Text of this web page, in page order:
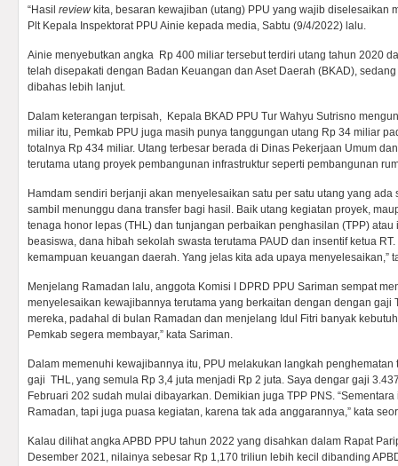
“Hasil review kita, besaran kewajiban (utang) PPU yang wajib diselesaikan
Plt Kepala Inspektorat PPU Ainie kepada media, Sabtu (9/4/2022) lalu.
Ainie menyebutkan angka Rp 400 miliar tersebut terdiri utang tahun 2020
telah disepakati dengan Badan Keuangan dan Aset Daerah (BKAD),
dibahas lebih lanjut.
Dalam keterangan terpisah, Kepala BKAD PPU Tur Wahyu Sutrisno
miliar itu, Pemkab PPU juga masih punya tanggungan utang Rp 34 miliar
totalnya Rp 434 miliar. Utang terbesar berada di Dinas Pekerjaan Umum
terutama utang proyek pembangunan infrastruktur seperti pembangunan
Hamdam sendiri berjanji akan menyelesaikan satu per satu utang yang
sambil menunggu dana transfer bagi hasil. Baik utang kegiatan proyek,
tenaga honor lepas (THL) dan tunjangan perbaikan penghasilan (TPP) atau
beasiswa, dana hibah sekolah swasta terutama PAUD dan insentif ketua
kemampuan keuangan daerah. Yang jelas kita ada upaya menyelesaikan,”
Menjelang Ramadan lalu, anggota Komisi I DPRD PPU Sariman sempat
menyelesaikan kewajibannya terutama yang berkaitan dengan dengan gaji
mereka, padahal di bulan Ramadan dan menjelang Idul Fitri banyak
Pemkab segera membayar,” kata Sariman.
Dalam memenuhi kewajibannya itu, PPU melakukan langkah
gaji THL, yang semula Rp 3,4 juta menjadi Rp 2 juta. Saya dengar gaji
Februari 202 sudah mulai dibayarkan. Demikian juga TPP PNS.
Ramadan, tapi juga puasa kegiatan, karena tak ada anggarannya,” kata
Kalau dilihat angka APBD PPU tahun 2022 yang disahkan dalam Rapat
Desember 2021, nilainya sebesar Rp 1,170 triliun lebih kecil dibanding